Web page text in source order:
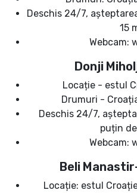
Deschis 24/7,
15
Webcam:
Donji
Locație - estul
Drumuri -
Deschis 24/7,
puțin
Webcam:
Beli
Locație: estul